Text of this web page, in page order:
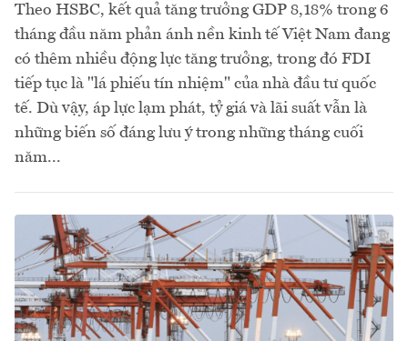
Theo HSBC, kết quả tăng trưởng GDP 8,18% trong 6
tháng đầu năm phản ánh nền kinh tế Việt Nam đang
có thêm nhiều động lực tăng trưởng, trong đó FDI
tiếp tục là "lá phiếu tín nhiệm" của nhà đầu tư quốc
tế. Dù vậy, áp lực lạm phát, tỷ giá và lãi suất vẫn là
những biến số đáng lưu ý trong những tháng cuối
năm...